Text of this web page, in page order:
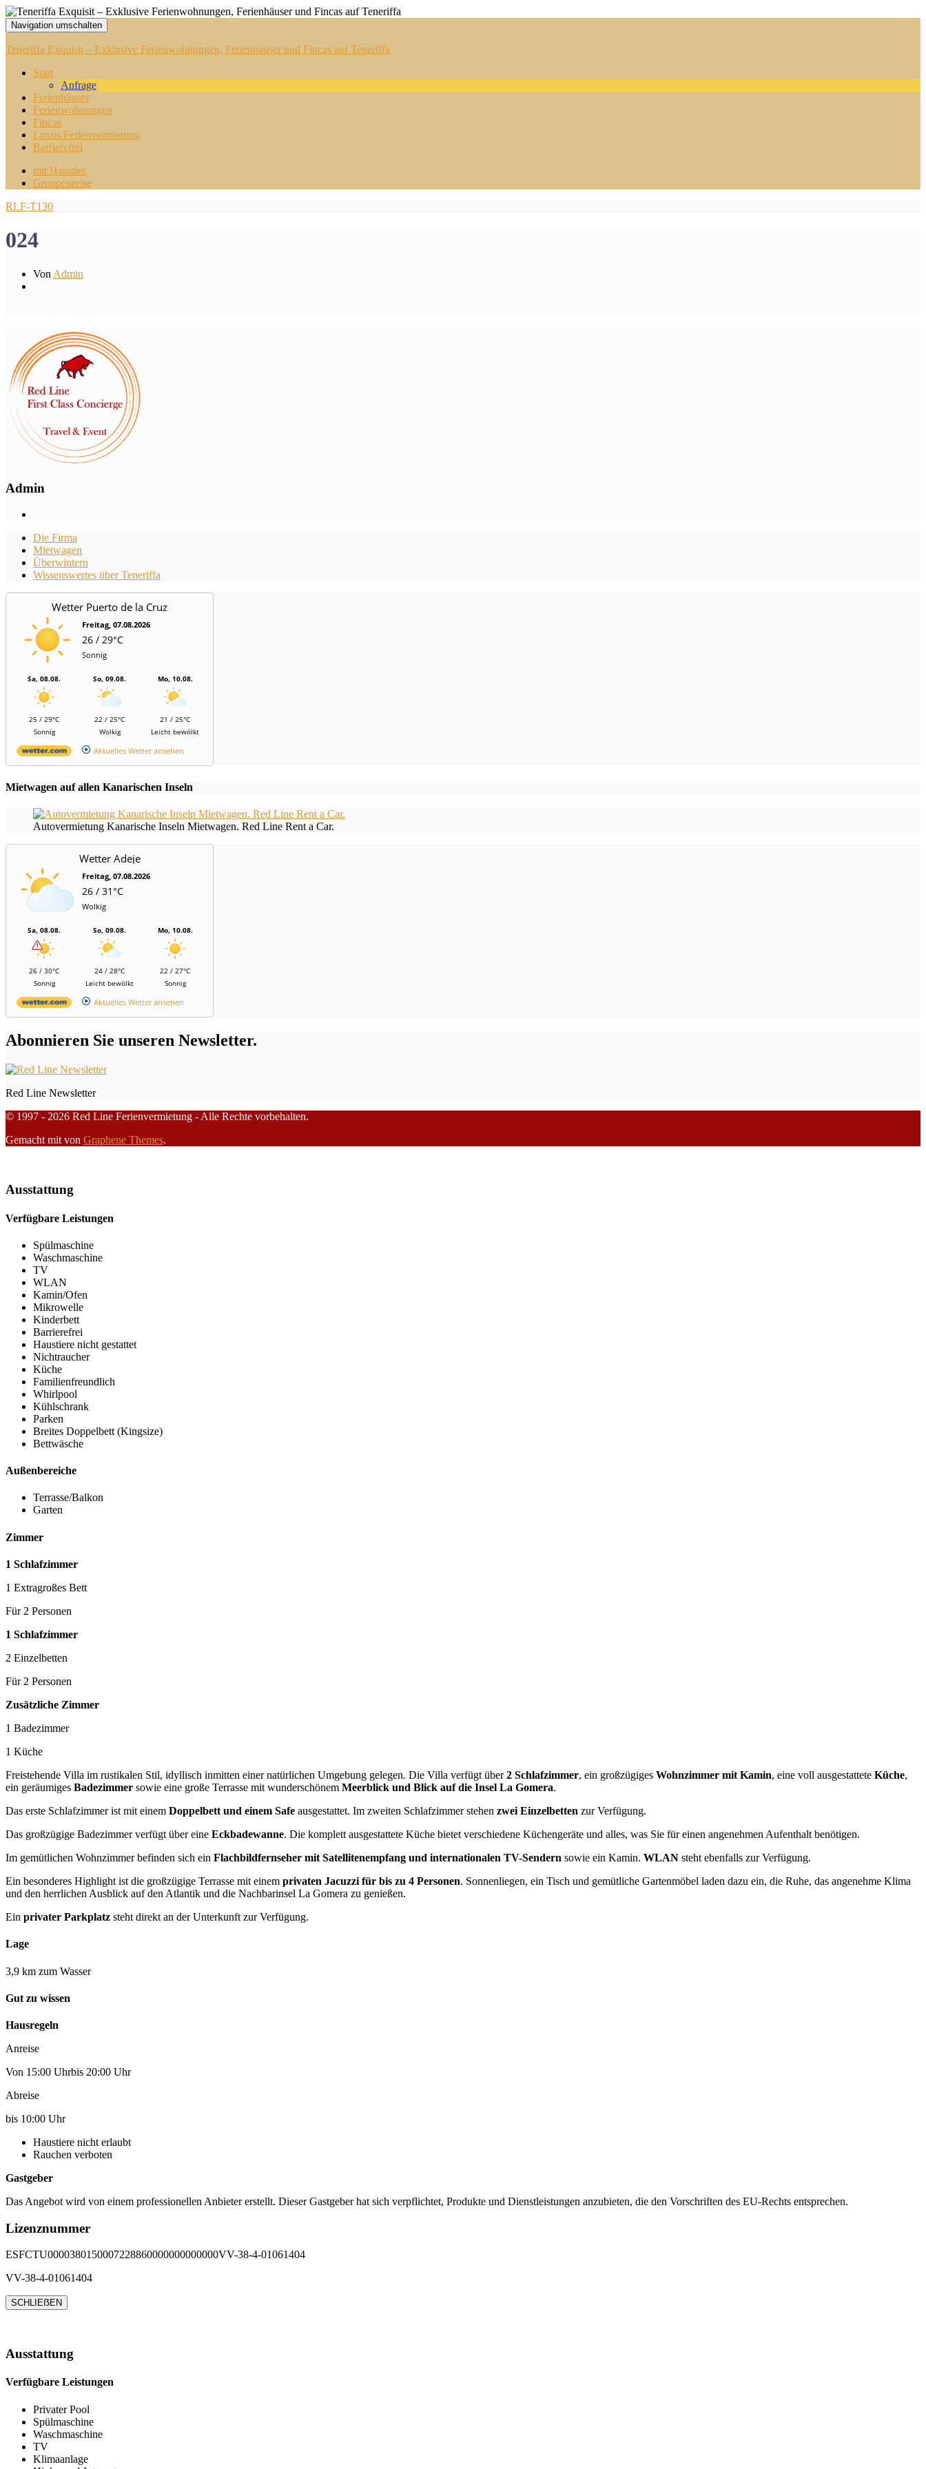
Navigation umschalten
Teneriffa Exquisit – Exklusive Ferienwohnungen, Ferienhäuser und Fincas auf Teneriffa
Start
Anfrage
Ferienhäuser
Ferienwohnungen
Fincas
Luxus Ferienvermietung
Barrierefrei
mit Haustier
Gruppenreise
RLF-T130
024
Von Admin
Admin
Die Firma
Mietwagen
Überwintern
Wissenswertes über Teneriffa
Wetter Puerto de la Cruz
Freitag, 07.08.2026
26 / 29°C
Sonnig
Sa, 08.08.
25 / 29°C
Sonnig
So, 09.08.
22 / 25°C
Wolkig
Mo, 10.08.
21 / 25°C
Leicht bewölkt
Aktuelles Wetter ansehen
Mietwagen auf allen Kanarischen Inseln
Autovermietung Kanarische Inseln Mietwagen. Red Line Rent a Car.
Wetter Adeje
Freitag, 07.08.2026
26 / 31°C
Wolkig
Sa, 08.08.
26 / 30°C
Sonnig
So, 09.08.
24 / 28°C
Leicht bewölkt
Mo, 10.08.
22 / 27°C
Sonnig
Aktuelles Wetter ansehen
Abonnieren Sie unseren Newsletter.
Red Line Newsletter
© 1997 - 2026 Red Line Ferienvermietung - Alle Rechte vorbehalten.
Gemacht mit von Graphene Themes.
Ausstattung
Verfügbare Leistungen
Spülmaschine
Waschmaschine
TV
WLAN
Kamin/Ofen
Mikrowelle
Kinderbett
Barrierefrei
Haustiere nicht gestattet
Nichtraucher
Küche
Familienfreundlich
Whirlpool
Kühlschrank
Parken
Breites Doppelbett (Kingsize)
Bettwäsche
Außenbereiche
Terrasse/Balkon
Garten
Zimmer
1 Schlafzimmer
1 Extragroßes Bett
Für 2 Personen
1 Schlafzimmer
2 Einzelbetten
Für 2 Personen
Zusätzliche Zimmer
1 Badezimmer
1 Küche
Freistehende Villa im rustikalen Stil, idyllisch inmitten einer natürlichen Umgebung gelegen. Die Villa verfügt über2 Schlafzimmer, ein großzügiges Wohnzimmer mit Kamin, eine voll ausgestattete Küche,
ein geräumiges Badezimmer sowie eine große Terrasse mit wunderschönem Meerblick und Blick auf die Insel La Gomera.
Das erste Schlafzimmer ist mit einem Doppelbett und einem Safe ausgestattet. Im zweiten Schlafzimmer stehen zwei Einzelbetten zur Verfügung.
Das großzügige Badezimmer verfügt über eine Eckbadewanne. Die komplett ausgestattete Küche bietet verschiedene Küchengeräte und alles, was Sie für einen angenehmen Aufenthalt benötigen.
Im gemütlichen Wohnzimmer befinden sich ein Flachbildfernseher mit Satellitenempfang und internationalen TV-Sendern sowie ein Kamin. WLAN steht ebenfalls zur Verfügung.
Ein besonderes Highlight ist die großzügige Terrasse mit einem privaten Jacuzzi für bis zu 4 Personen. Sonnenliegen, ein Tisch und gemütliche Gartenmöbel laden dazu ein, die Ruhe, das angenehme Klima
und den herrlichen Ausblick auf den Atlantik und die Nachbarinsel La Gomera zu genießen.
Ein privater Parkplatz steht direkt an der Unterkunft zur Verfügung.
Lage
3,9 km zum Wasser
Gut zu wissen
Hausregeln
Anreise
Von 15:00 Uhrbis 20:00 Uhr
Abreise
bis 10:00 Uhr
Haustiere nicht erlaubt
Rauchen verboten
Gastgeber
Das Angebot wird von einem professionellen Anbieter erstellt. Dieser Gastgeber hat sich verpflichtet, Produkte und Dienstleistungen anzubieten, die den Vorschriften des EU-Rechts entsprechen.
Lizenznummer
ESFCTU0000380150007228860000000000000VV-38-4-01061404
VV-38-4-01061404
SCHLIEẞEN
Ausstattung
Verfügbare Leistungen
Privater Pool
Spülmaschine
Waschmaschine
TV
Klimaanlage